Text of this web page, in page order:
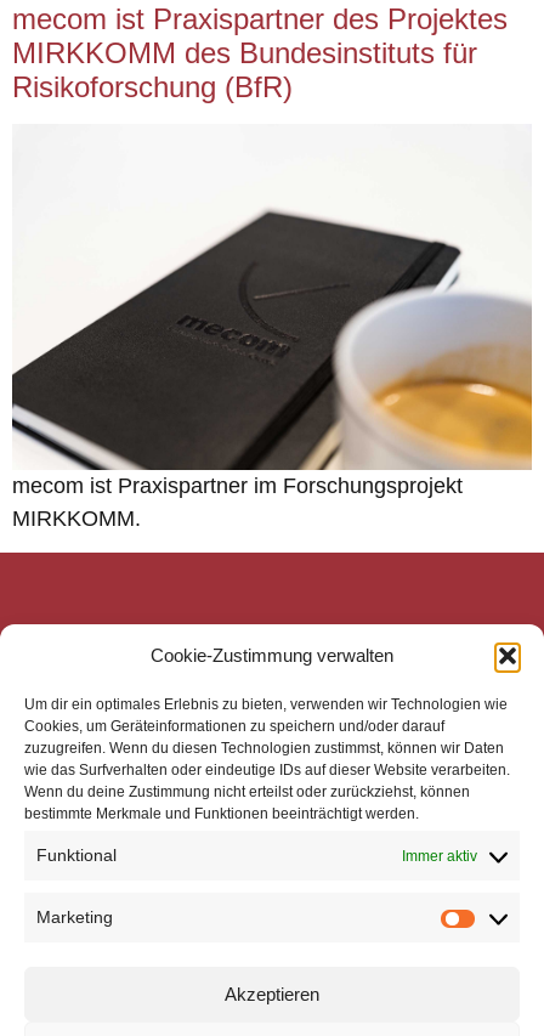
Cookie-Zustimmung verwalten
Um dir ein optimales Erlebnis zu bieten, verwenden wir Technologien wie
Cookies, um Geräteinformationen zu speichern und/oder darauf
zuzugreifen. Wenn du diesen Technologien zustimmst, können wir Daten
wie das Surfverhalten oder eindeutige IDs auf dieser Website verarbeiten.
Wenn du deine Zustimmung nicht erteilst oder zurückziehst, können
bestimmte Merkmale und Funktionen beeinträchtigt werden.
Funktional Immer aktiv
Marketing
Akzeptieren
mecom ist Praxispartner des Projektes
MIRKKOMM des Bundesinstituts für
Risikoforschung (BfR)
mecom ist Praxispartner im Forschungsprojekt
MIRKKOMM.
mecom Medien-Communikations-Gesellschaft mbH
Mittelweg 143
Zentrale
Telefon: +49 40 4113 32800
E-Mail: mail@mecom.de
Support
Impressum